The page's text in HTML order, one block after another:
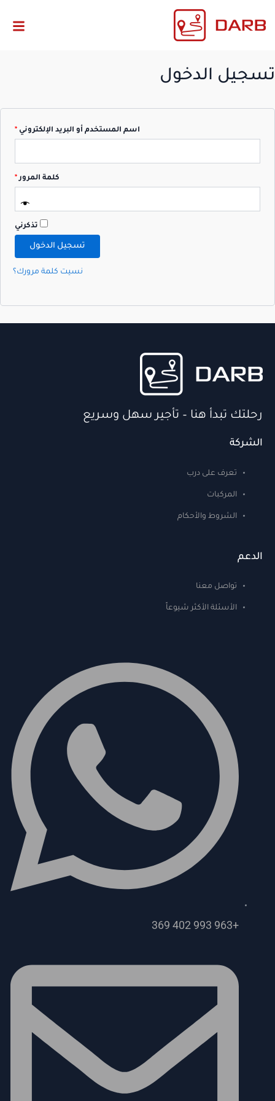
تسجيل الدخول
اسم المستخدم أو البريد الإلكتروني *
كلمة المرور*
تذكرني
تسجيل الدخول
نسيت كلمة مرورك؟
رحلتك تبدأ هنا – تأجير سهل وسريع
الشركة
تعرف على درب
المركبات
الشروط والأحكام
الدعم
تواصل معنا
الأسئلة الأكثر شيوعاً
+963 993 402 369